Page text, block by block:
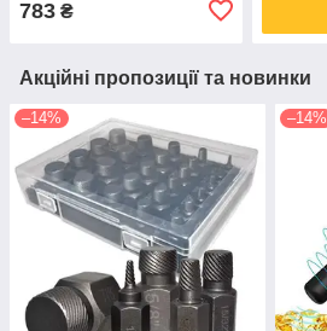
783 ₴
Акційні пропозиції та новинки
–14% –14%